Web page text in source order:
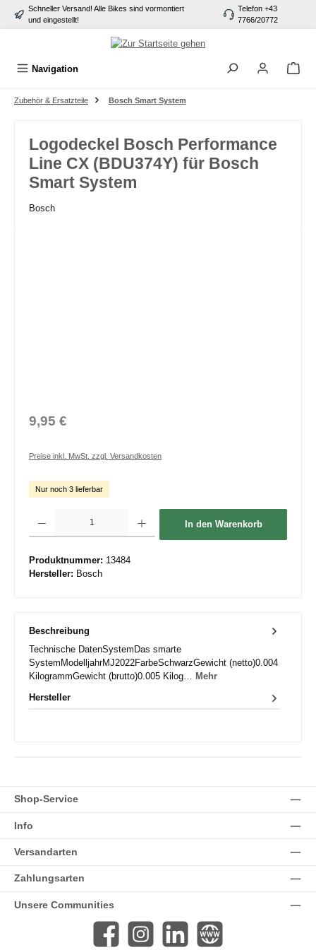
springen
Schneller Versand! Alle Bikes sind vormontiert
und eingestellt!
Telefon +43
7766/20772
Navigation
Zubehör & Ersatzteile Bosch Smart System
Logodeckel Bosch Performance
Line CX (BDU374Y) für Bosch
Smart System
Bosch
9,95 €
Preise inkl. MwSt. zzgl. Versandkosten
Nur noch 3 lieferbar
In den Warenkorb
Produktnummer: 13484
Hersteller: Bosch
Beschreibung
Technische DatenSystemDas smarte
SystemModelljahrMJ2022FarbeSchwarzGewicht (netto)0.004
KilogrammGewicht (brutto)0.005 Kilog… Mehr
Hersteller
Shop-Service
Info
Versandarten
Zahlungsarten
Unsere Communities
Facebook Instagram LinkedIn Website